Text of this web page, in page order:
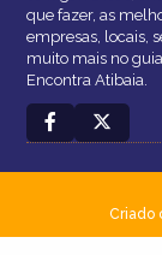
que fazer, as
empresas, locais,
muito mais no guia
Encontra Atibaia.
Criado